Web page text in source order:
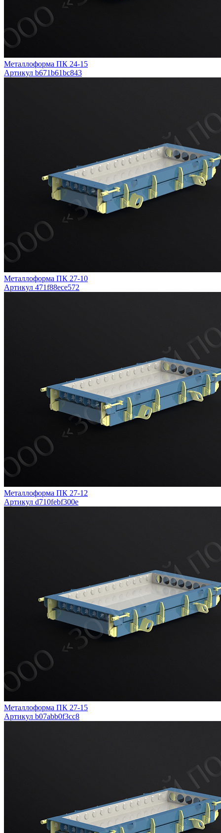
Металлоформа ПК 24-15
Артикул b671b61bc843
Металлоформа ПК 27-10
Артикул 471f88ece572
Металлоформа ПК 27-12
Артикул d710febf300e
Металлоформа ПК 27-15
Артикул b07abb0f3cc8